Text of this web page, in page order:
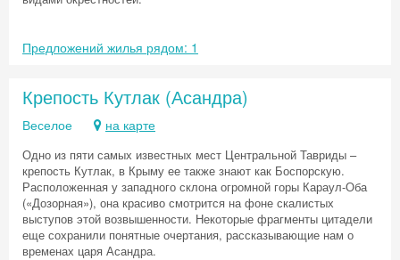
Предложений жилья рядом: 1
Крепость Кутлак (Асандра)
Веселое на карте
Одно из пяти самых известных мест Центральной Тавриды –
крепость Кутлак, в Крыму ее также знают как Боспорскую.
Расположенная у западного склона огромной горы Караул-Оба
(«Дозорная»), она красиво смотрится на фоне скалистых
выступов этой возвышенности. Некоторые фрагменты цитадели
еще сохранили понятные очертания, рассказывающие нам о
временах царя Асандра.